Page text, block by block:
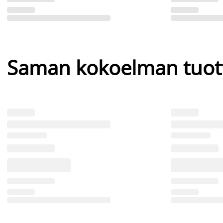
Saman kokoelman